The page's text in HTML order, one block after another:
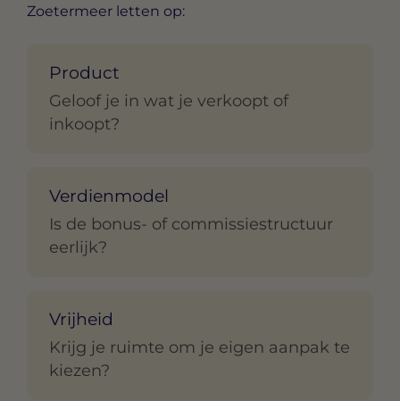
Zoetermeer letten op:
Product
Geloof je in wat je verkoopt of
inkoopt?
Verdienmodel
Is de bonus- of commissiestructuur
eerlijk?
Vrijheid
Krijg je ruimte om je eigen aanpak te
kiezen?